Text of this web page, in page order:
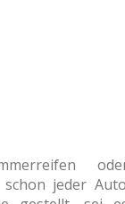
jeder